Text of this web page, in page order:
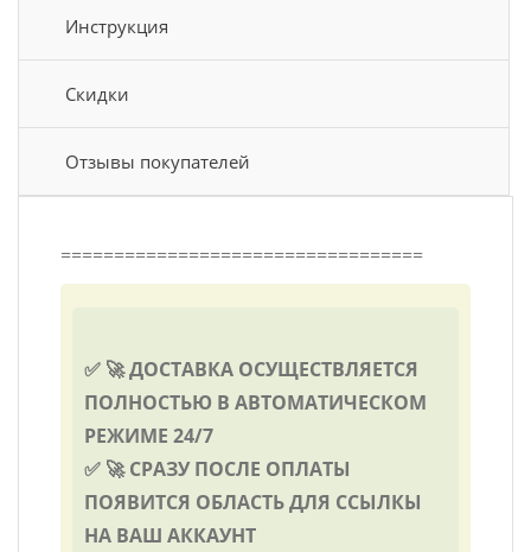
Инструкция
Скидки
Отзывы покупателей
==================================
✅ 🚀 ДОСТАВКА ОСУЩЕСТВЛЯЕТСЯ
ПОЛНОСТЬЮ В АВТОМАТИЧЕСКОМ
РЕЖИМЕ 24/7
✅ 🚀 СРАЗУ ПОСЛЕ ОПЛАТЫ
ПОЯВИТСЯ ОБЛАСТЬ ДЛЯ ССЫЛКЫ
НА ВАШ АККАУНТ